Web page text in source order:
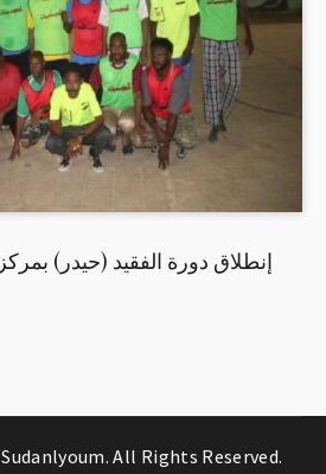
إنطلاق دورة الفقيد (حيدر)
Sudanlyoum. All Rights Reserved.